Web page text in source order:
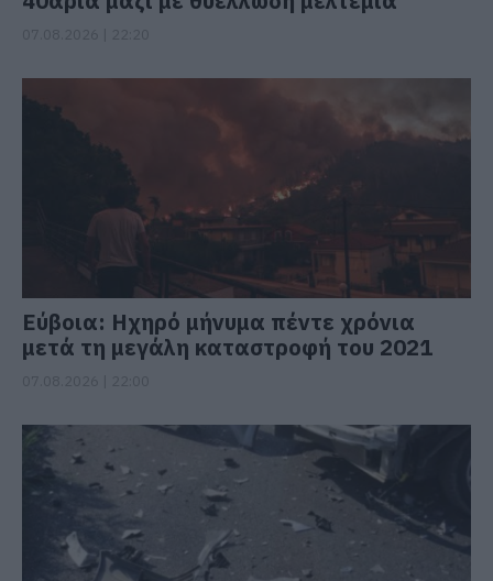
Εύβοια: Ηχηρό μήνυμα πέντε χρόνια
μετά τη μεγάλη καταστροφή του 2021